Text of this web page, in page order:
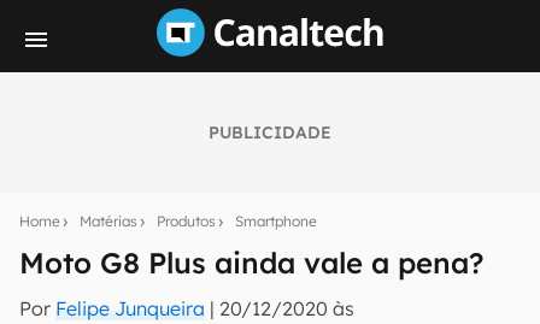
PUBLICIDADE
Home Matérias Produtos Smartphone
Moto G8 Plus ainda vale a pena?
Por Felipe Junqueira | 20/12/2020 às
notícias e reviews sobre tecnologia em primeira
mão.
E-mail